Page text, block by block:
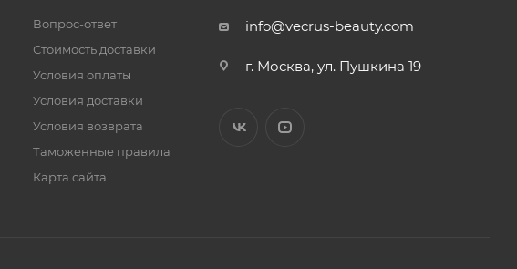
Вопрос-ответ
Стоимость доставки
Условия оплаты
Условия доставки
Условия возврата
Таможенные правила
Карта сайта
info@vecrus-beauty.com
г. Москва, ул. Пушкина 19